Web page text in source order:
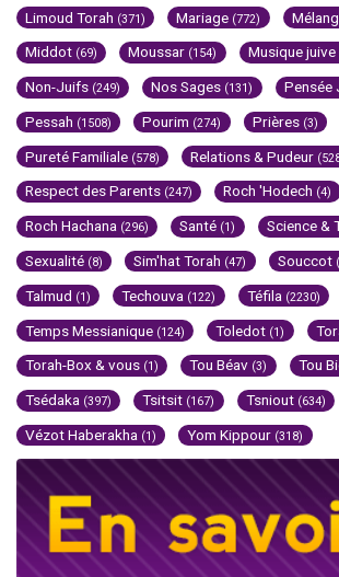
Limoud Torah (371) Mariage (772)
Middot (69) Moussar (154) Musique juive
Non-Juifs (249) Nos Sages (131) Pensée
Pessah (1508) Pourim (274) Prières (3)
Pureté Familiale (578) Relations & Pudeur
Respect des Parents (247) Roch 'Hodech (4)
Roch Hachana (296) Santé (1) Science &
Sexualité (8) Sim'hat Torah (47) Souccot
Talmud (1) Techouva (122) Téfila (2230)
Temps Messianique (124) Toledot (1)
Torah-Box & vous (1) Tou Béav (3) Tou
Tsédaka (397) Tsitsit (167) Tsniout (634)
Vézot Haberakha (1) Yom Kippour (318)